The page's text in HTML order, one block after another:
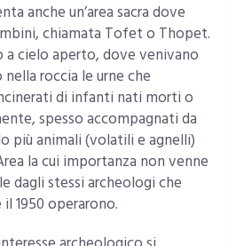
anche un’area sacra dove
chiamata Tofet o Thopet.
a cielo aperto, dove venivano
roccia le urne che
di infanti nati morti o
spesso accompagnati da
più animali (volatili e agnelli)
la cui importanza non venne
dagli stessi archeologi che
1950 operarono.